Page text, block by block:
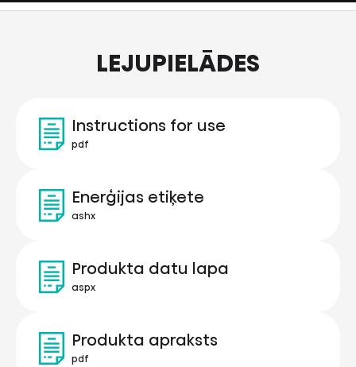
LEJUPIELĀDES
Instructions for use
pdf
Enerģijas etiķete
ashx
Produkta datu lapa
aspx
Produkta apraksts
pdf